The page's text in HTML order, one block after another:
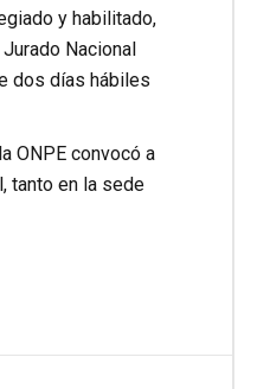
y habilitado,
Nacional
dos días hábiles
ONPE convocó a
tanto en la sede